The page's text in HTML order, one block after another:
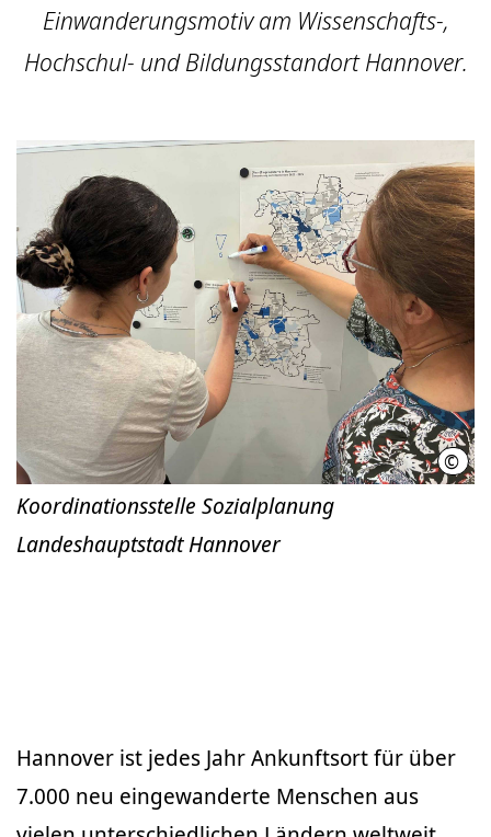
Einwanderungsmotiv am Wissenschafts-,
Hochschul- und Bildungsstandort Hannover.
© LHH
Koordinationsstelle Sozialplanung
Landeshauptstadt Hannover
Hannover ist jedes Jahr Ankunftsort für über
7.000 neu eingewanderte Menschen aus